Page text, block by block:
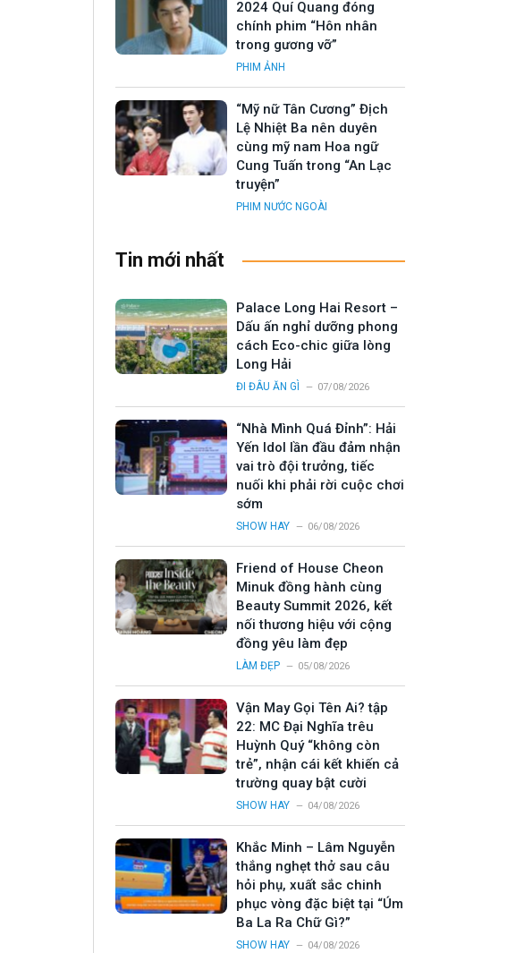
2024 Quí Quang đóng
chính phim “Hôn nhân
trong gương vỡ”
PHIM ẢNH
“Mỹ nữ Tân Cương” Địch
Lệ Nhiệt Ba nên duyên
cùng mỹ nam Hoa ngữ
Cung Tuấn trong “An Lạc
truyện”
PHIM NƯỚC NGOÀI
Tin mới nhất
Palace Long Hai Resort –
Dấu ấn nghỉ dưỡng phong
cách Eco-chic giữa lòng
Long Hải
ĐI ĐÂU ĂN GÌ 07/08/2026
“Nhà Mình Quá Đỉnh”: Hải
Yến Idol lần đầu đảm nhận
vai trò đội trưởng, tiếc
nuối khi phải rời cuộc chơi
sớm
SHOW HAY 06/08/2026
Friend of House Cheon
Minuk đồng hành cùng
Beauty Summit 2026, kết
nối thương hiệu với cộng
đồng yêu làm đẹp
LÀM ĐẸP 05/08/2026
Vận May Gọi Tên Ai? tập
22: MC Đại Nghĩa trêu
Huỳnh Quý “không còn
trẻ”, nhận cái kết khiến cả
trường quay bật cười
SHOW HAY 04/08/2026
Khắc Minh – Lâm Nguyễn
thắng nghẹt thở sau câu
hỏi phụ, xuất sắc chinh
phục vòng đặc biệt tại “Úm
Ba La Ra Chữ Gì?”
SHOW HAY 04/08/2026